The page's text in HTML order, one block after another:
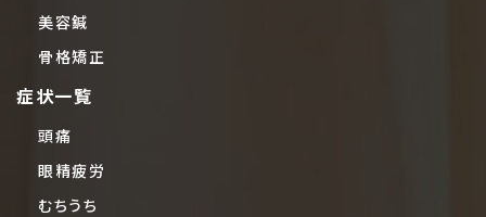
美容鍼
骨格矯正
症状一覧
頭痛
眼精疲労
むちうち